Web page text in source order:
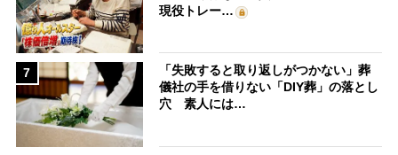
現役トレー…
7
「失敗すると取り返しがつかない」葬
儀社の手を借りない「DIY葬」の落とし
穴 素人には…